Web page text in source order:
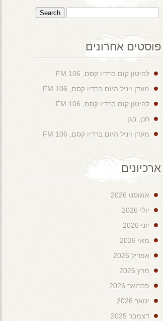
פוסטים אחרונים
להיטון.קום ברדיו קסם, 106 FM
מעדן ויניל היום ברדיו קסם, 106 FM
להיטון.קום ברדיו קסם, 106 FM
חנן, בגן
מעדן ויניל היום ברדיו קסם, 106 FM
ארכיונים
אוגוסט 2026
יולי 2026
יוני 2026
מאי 2026
אפריל 2026
מרץ 2026
פברואר 2026
ינואר 2026
דצמבר 2025